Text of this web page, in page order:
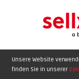
Unsere Website
finden Sie in unserer